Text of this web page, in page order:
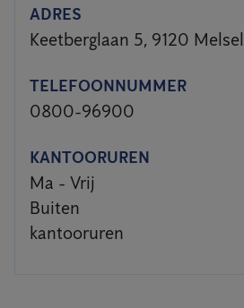
ADRES
Keetberglaan 5, 9120
TELEFOONNUMMER
0800-96900
KANTOORUREN
Ma - Vrij
Buiten
kantooruren